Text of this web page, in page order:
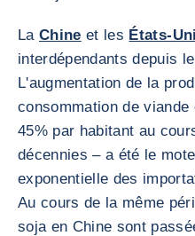
LaChine et les États-
interdépendants depuis
L'augmentation de la
consommation de
45% par habitant au
décennies – a été le
exponentielle des
Au cours de la même
soja en Chine sont